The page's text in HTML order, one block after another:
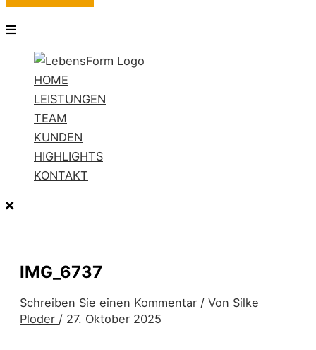
HOME
LEISTUNGEN
TEAM
KUNDEN
HIGHLIGHTS
KONTAKT
IMG_6737
Schreiben Sie einen Kommentar / Von Silke
Ploder / 27. Oktober 2025